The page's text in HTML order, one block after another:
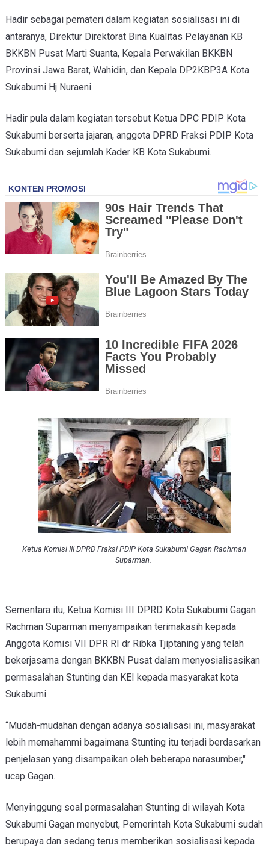
Hadir sebagai pemateri dalam kegiatan sosialisasi ini di
antaranya, Direktur Direktorat Bina Kualitas Pelayanan KB
BKKBN Pusat Marti Suanta, Kepala Perwakilan BKKBN
Provinsi Jawa Barat, Wahidin, dan Kepala DP2KBP3A Kota
Sukabumi Hj Nuraeni.
Hadir pula dalam kegiatan tersebut Ketua DPC PDIP Kota
Sukabumi berserta jajaran, anggota DPRD Fraksi PDIP Kota
Sukabumi dan sejumlah Kader KB Kota Sukabumi.
Ketua Komisi III DPRD Fraksi PDIP Kota Sukabumi Gagan Rachman
Suparman.
Sementara itu, Ketua Komisi III DPRD Kota Sukabumi Gagan
Rachman Suparman menyampaikan terimakasih kepada
Anggota Komisi VII DPR RI dr Ribka Tjiptaning yang telah
bekerjasama dengan BKKBN Pusat dalam menyosialisasikan
permasalahan Stunting dan KEI kepada masyarakat kota
Sukabumi.
“Mudah-mudahan dengan adanya sosialisasi ini, masyarakat
lebih memahammi bagaimana Stunting itu terjadi berdasarkan
penjelasan yang disampaikan oleh beberapa narasumber,"
ucap Gagan.
Menyinggung soal permasalahan Stunting di wilayah Kota
Sukabumi Gagan menyebut, Pemerintah Kota Sukabumi sudah
berupaya dan sedang terus memberikan sosialisasi kepada